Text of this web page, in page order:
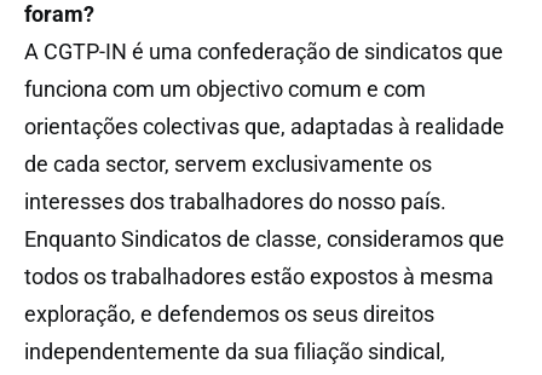
foram?
A CGTP-IN é uma confederação de sindicatos que
funciona com um objectivo comum e com
orientações colectivas que, adaptadas à realidade
de cada sector, servem exclusivamente os
interesses dos trabalhadores do nosso país.
Enquanto Sindicatos de classe, consideramos que
todos os trabalhadores estão expostos à mesma
exploração, e defendemos os seus direitos
independentemente da sua filiação sindical,